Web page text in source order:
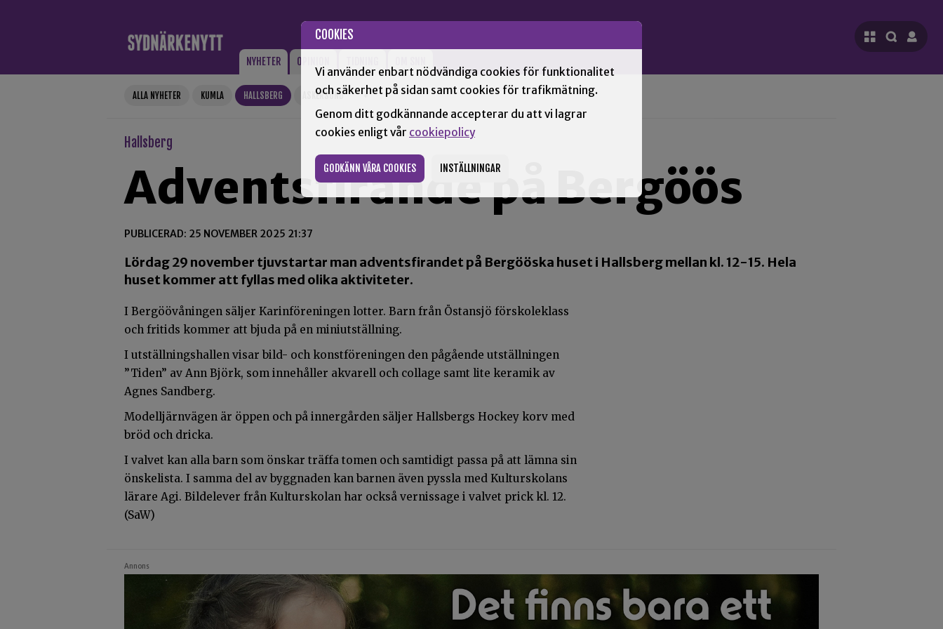
COOKIES
Vi använder enbart nödvändiga cookies för funktionalitet
och säkerhet på sidan samt cookies för trafikmätning.
Genom ditt godkännande accepterar du att vi lagrar
cookies enligt vår cookiepolicy
GODKÄNN VÅRA COOKIES INSTÄLLNINGAR
NYHETER OPINION
ALLA NYHETER KUMLA HALLSBERG ASKERSUND +
Hallsberg
Adventsfirande på Bergöös
PUBLICERAD: 25 NOVEMBER 2025 21:37
Lördag 29 november tjuvstartar man adventsfirandet på Bergööska huset i Hallsberg mellan kl. 12-15. Hela
huset kommer att fyllas med olika aktiviteter.
I Bergöövåningen säljer Karinföreningen lotter. Barn från Östansjö förskoleklass
och fritids kommer att bjuda på en miniutställning.
I utställningshallen visar bild- och konstföreningen den pågående utställningen
”Tiden” av Ann Björk, som innehåller akvarell och collage samt lite keramik av
Agnes Sandberg.
Modelljärnvägen är öppen och på innergården säljer Hallsbergs Hockey korv med
bröd och dricka.
I valvet kan alla barn som önskar träffa tomen och samtidigt passa på att lämna sin
önskelista. I samma del av byggnaden kan barnen även pyssla med Kulturskolans
lärare Agi. Bildelever från Kulturskolan har också vernissage i valvet prick kl. 12.
(SaW)
Annons